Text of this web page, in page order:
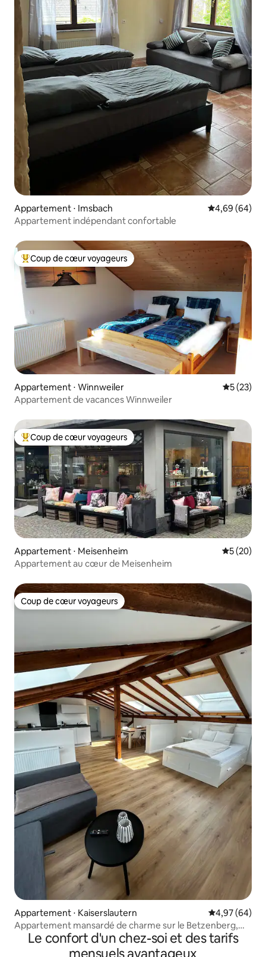
Appartement ⋅ Imsbach Évaluation
4,69 (64)
Appartement indépendant confortable
Coups de cœur voyageurs les plus appréciés
Coup de cœur voyageurs
Appartement ⋅ Winnweiler
5 (23)
Appartement de vacances Winnweiler
Coups de cœur voyageurs les plus appréciés
Coup de cœur voyageurs
Appartement ⋅ Meisenheim
5 (20)
Appartement au cœur de Meisenheim
Coup de cœur voyageurs
Coup de cœur voyageurs
Appartement ⋅ Kaiserslautern Évaluation
4,97 (64)
Appartement mansardé de charme sur le Betzenberg,
près de l'université
Le confort d'un chez-soi et des tarifs